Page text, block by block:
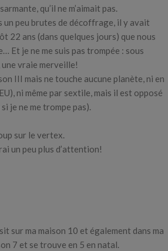
qu’il ne m’aimait pas.
un peu brutes de décoffrage, il y avait
22 ans (dans quelques jours) que nous
Et je ne me suis pas trompée : sous
une vraie merveille!
III mais ne touche aucune planète, ni en
ni même par sextile, mais il est opposé
je ne me trompe pas).
sur le vertex.
un peu plus d’attention!
sur ma maison 10 et également dans ma
7 et se trouve en 5 en natal.